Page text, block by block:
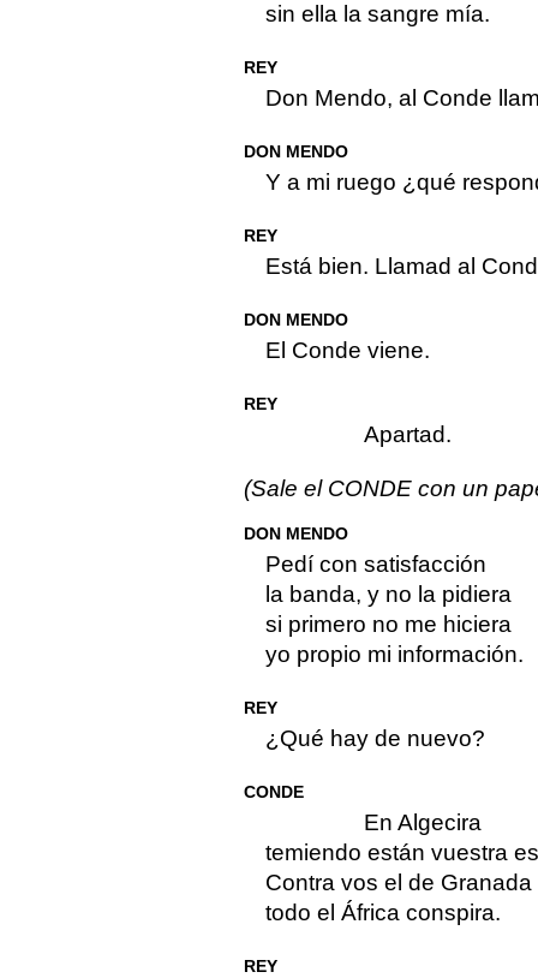
sin ella la sangre mía.
REY
Don Mendo, al Conde
DON MENDO
Y a mi ruego ¿qué
REY
Está bien. Llamad al
DON MENDO
El Conde viene.
REY
Apartad.
(Sale el CONDE con un
DON MENDO
Pedí con satisfacción
la banda, y no la pidiera
si primero no me hiciera
yo propio mi información.
REY
¿Qué hay de nuevo?
CONDE
En Algecira
temiendo están vuestra
Contra vos el de Granada
todo el África conspira.
REY